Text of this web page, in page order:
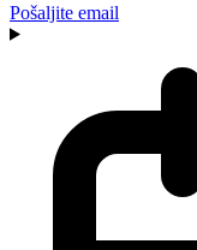
Pošaljite email